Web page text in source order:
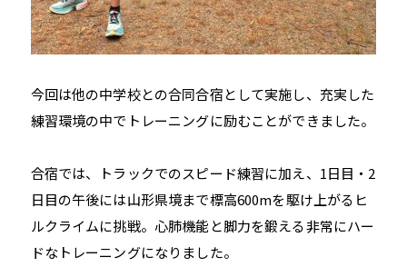
今回は他の中学校との合同合宿として実施し、充実した
練習環境の中でトレーニングに励むことができました。
合宿では、トラックでのスピード練習に加え、1日目・2
日目の午後には山形県境まで標高600mを駆け上がるヒ
ルクライムに挑戦。心肺機能と脚力を鍛える非常にハー
ドなトレーニングになりました。